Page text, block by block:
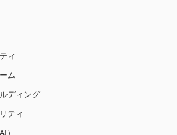
ィ
ム
ディング
ティ
）